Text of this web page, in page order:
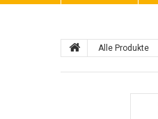
Alle Produkte